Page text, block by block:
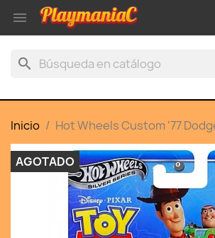

search
Inicio Hot Wheels Custom '77
AGOTADO